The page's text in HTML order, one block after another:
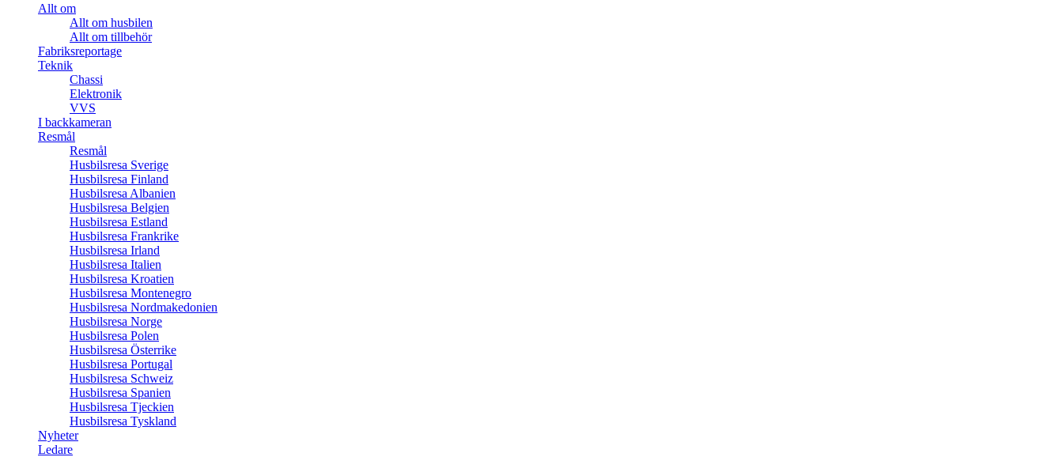
Allt om
Allt om husbilen
Allt om tillbehör
Fabriksreportage
Teknik
Chassi
Elektronik
VVS
I backkameran
Resmål
Resmål
Husbilsresa Sverige
Husbilsresa Finland
Husbilsresa Albanien
Husbilsresa Belgien
Husbilsresa Estland
Husbilsresa Frankrike
Husbilsresa Irland
Husbilsresa Italien
Husbilsresa Kroatien
Husbilsresa Montenegro
Husbilsresa Nordmakedonien
Husbilsresa Norge
Husbilsresa Polen
Husbilsresa Österrike
Husbilsresa Portugal
Husbilsresa Schweiz
Husbilsresa Spanien
Husbilsresa Tjeckien
Husbilsresa Tyskland
Nyheter
Ledare